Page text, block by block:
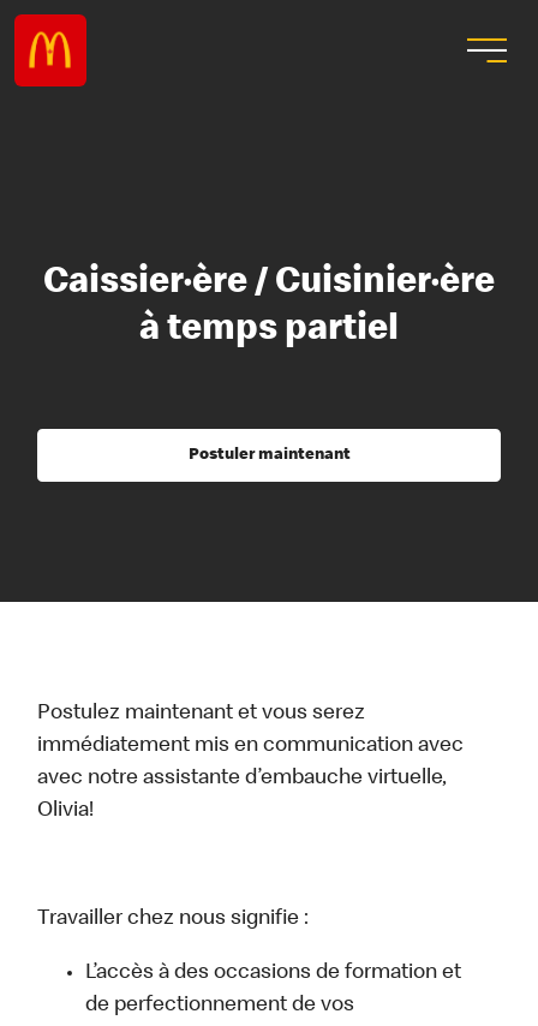
Caissier·ère / Cuisinier·ère
à temps partiel
Postuler maintenant
Postulez maintenant et vous serez
immédiatement mis en communication avec
avec notre assistante d’embauche virtuelle,
Olivia!
Travailler chez nous signifie :
L’accès à des occasions de formation et
de perfectionnement de vos